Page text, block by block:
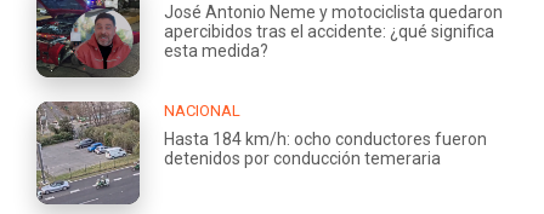
José Antonio Neme y motociclista quedaron
apercibidos tras el accidente: ¿qué significa
esta medida?
NACIONAL
Hasta 184 km/h: ocho conductores fueron
detenidos por conducción temeraria